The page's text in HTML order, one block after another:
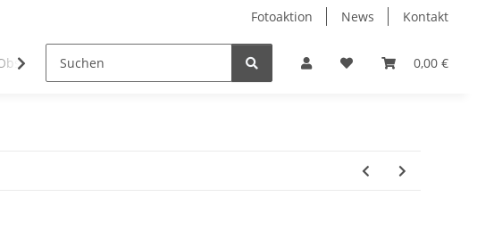
Fotoaktion News Kontakt
0,00 €
Nützliches Ersatzteile